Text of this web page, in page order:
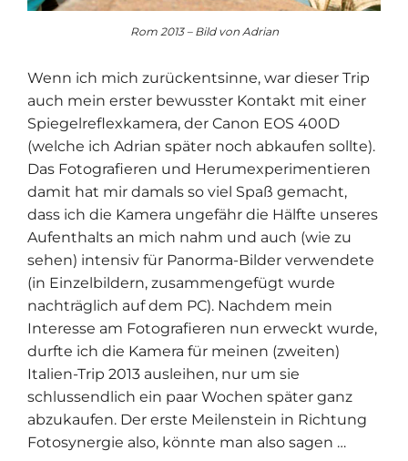
Rom 2013 – Bild von Adrian
Wenn ich mich zurückentsinne, war dieser Trip
auch mein erster bewusster Kontakt mit einer
Spiegelreflexkamera, der Canon EOS 400D
(welche ich Adrian später noch abkaufen sollte).
Das Fotografieren und Herumexperimentieren
damit hat mir damals so viel Spaß gemacht,
dass ich die Kamera ungefähr die Hälfte unseres
Aufenthalts an mich nahm und auch (wie zu
sehen) intensiv für Panorma-Bilder verwendete
(in Einzelbildern, zusammengefügt wurde
nachträglich auf dem PC). Nachdem mein
Interesse am Fotografieren nun erweckt wurde,
durfte ich die Kamera für meinen (zweiten)
Italien-Trip 2013 ausleihen, nur um sie
schlussendlich ein paar Wochen später ganz
abzukaufen. Der erste Meilenstein in Richtung
Fotosynergie also, könnte man also sagen …